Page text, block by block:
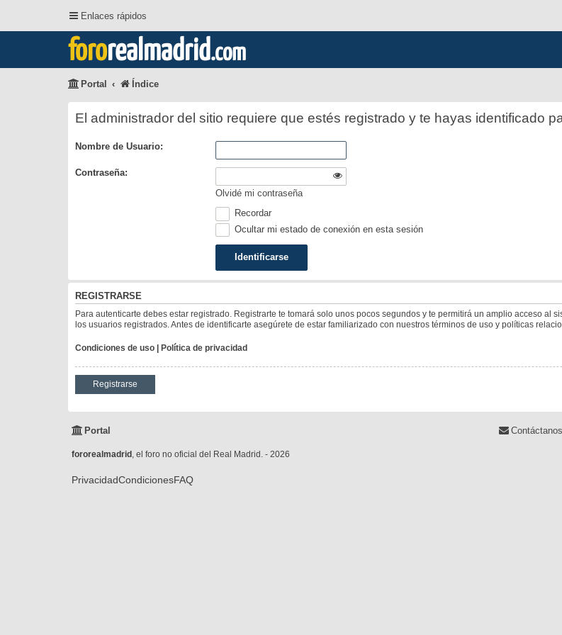
Enlaces rápidos
fororealmadrid.com
Portal Índice
El administrador del sitio requiere que estés registrado y te hayas identificado
Nombre de Usuario:
Contraseña:
Olvidé mi contraseña
Recordar
Ocultar mi estado de conexión en esta sesión
REGISTRARSE
Para autenticarte debes estar registrado. Registrarte te tomará solo unos pocos segundos y te permitirá un amplio acceso al
los usuarios registrados. Antes de identificarte asegúrete de estar familiarizado con nuestros términos de uso y políticas
Condiciones de uso | Política de privacidad
Registrarse
Portal Contáctanos
fororealmadrid , el foro no oficial del Real Madrid. - 2026
PrivacidadCondicionesFAQ